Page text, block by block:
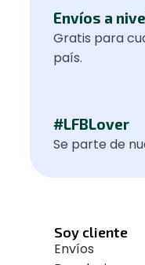
Envíos a
Gratis para
país.
#LFBLover
Se parte de
Soy cliente
Envíos